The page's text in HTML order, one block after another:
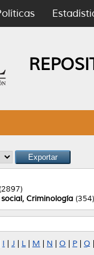
(2897)
Criminología (354)
I J L M N O P Q